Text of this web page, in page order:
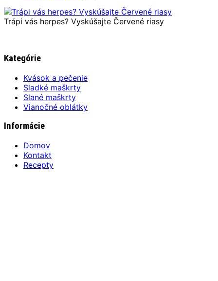
Trápi vás herpes? Vyskúšajte Červené riasy
Kategórie
Kvások a pečenie
Sladké maškrty
Slané maškrty
Vianočné oblátky
Informácie
Domov
Kontakt
Recepty